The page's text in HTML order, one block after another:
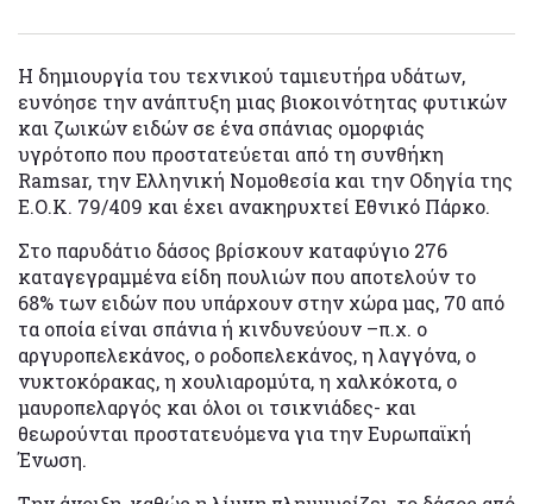
H δημιουργία του τεχνικού ταμιευτήρα υδάτων,
ευνόησε την ανάπτυξη μιας βιοκοινότητας φυτικών
και ζωικών ειδών σε ένα σπάνιας ομορφιάς
υγρότοπο που προστατεύεται από τη συνθήκη
Ramsar, την Ελληνική Νομοθεσία και την Οδηγία της
Ε.Ο.Κ. 79/409 και έχει ανακηρυχτεί Εθνικό Πάρκο.
Στο παρυδάτιο δάσος βρίσκουν καταφύγιο 276
καταγεγραμμένα είδη πουλιών που αποτελούν το
68% των ειδών που υπάρχουν στην χώρα μας, 70 από
τα οποία είναι σπάνια ή κινδυνεύουν –π.χ. ο
αργυροπελεκάνος, ο ροδοπελεκάνος, η λαγγόνα, ο
νυκτοκόρακας, η χουλιαρομύτα, η χαλκόκοτα, ο
μαυροπελαργός και όλοι οι τσικνιάδες- και
θεωρούνται προστατευόμενα για την Ευρωπαϊκή
Ένωση.